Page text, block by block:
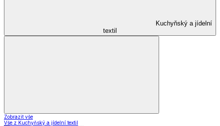
Kuchyňský a jídelní
textil
Zobrazit vše
Vše z Kuchyňský a jídelní textil